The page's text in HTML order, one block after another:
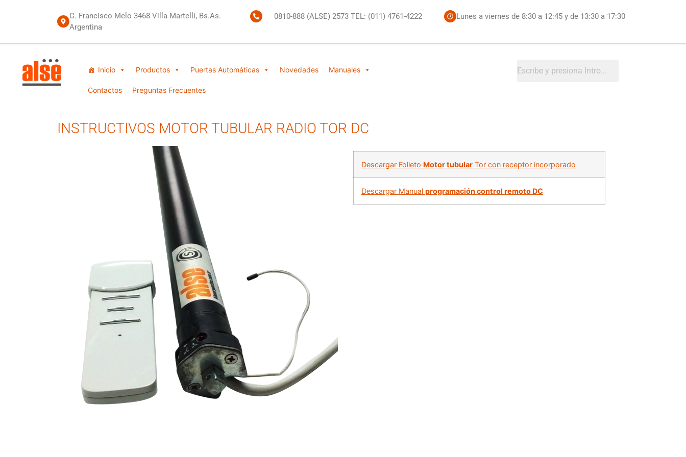
C. Francisco Melo 3468 Villa Martelli, Bs.As.
Argentina
0810-888 (ALSE) 2573 TEL: (011) 4761-4222 Lunes a viernes de 8:30 a 12:45 y de 13:30 a 17:30
Inicio Productos Puertas Automáticas Novedades Manuales
Contactos Preguntas Frecuentes
INSTRUCTIVOS MOTOR TUBULAR RADIO TOR DC
Descargar Folleto Motor tubular Tor con receptor incorporado
Descargar Manual programación control remoto DC